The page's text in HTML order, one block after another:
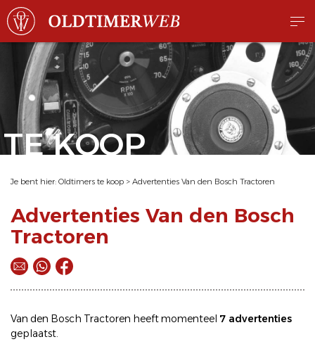
TE KOOP
Je bent hier: Oldtimers te koop > Advertenties Van den Bosch Tractoren
Advertenties Van den Bosch
Tractoren
Van den Bosch Tractoren heeft momenteel 7 advertenties
geplaatst.